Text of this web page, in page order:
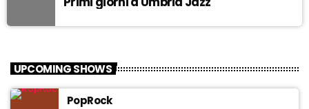
UPCOMING SHOWS
PopRock